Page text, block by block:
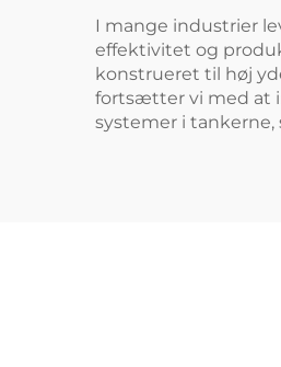
I mange industrier
effektivitet og
konstrueret til høj
fortsætter vi med at
systemer i